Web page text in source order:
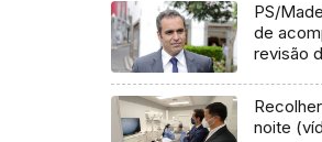
PS/
de
revisão
noite